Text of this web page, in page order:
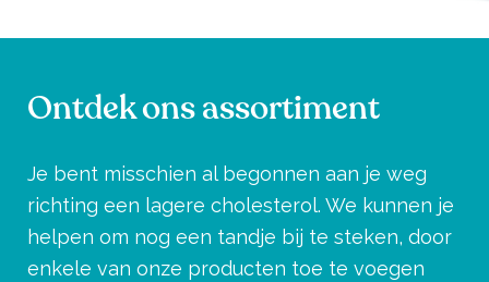
Ontdek ons assortiment
Je bent misschien al begonnen aan je weg
richting een lagere cholesterol. We kunnen je
helpen om nog een tandje bij te steken, door
enkele van onze producten toe te voegen